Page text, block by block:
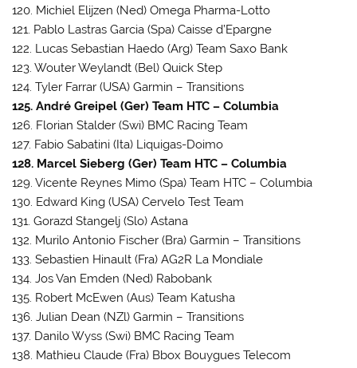
120. Michiel Elijzen (Ned) Omega Pharma-Lotto
121. Pablo Lastras Garcia (Spa) Caisse d’Epargne
122. Lucas Sebastian Haedo (Arg) Team Saxo Bank
123. Wouter Weylandt (Bel) Quick Step
124. Tyler Farrar (USA) Garmin – Transitions
125. André Greipel (Ger) Team HTC – Columbia
126. Florian Stalder (Swi) BMC Racing Team
127. Fabio Sabatini (Ita) Liquigas-Doimo
128. Marcel Sieberg (Ger) Team HTC – Columbia
129. Vicente Reynes Mimo (Spa) Team HTC – Columbia
130. Edward King (USA) Cervelo Test Team
131. Gorazd Stangelj (Slo) Astana
132. Murilo Antonio Fischer (Bra) Garmin – Transitions
133. Sebastien Hinault (Fra) AG2R La Mondiale
134. Jos Van Emden (Ned) Rabobank
135. Robert McEwen (Aus) Team Katusha
136. Julian Dean (NZl) Garmin – Transitions
137. Danilo Wyss (Swi) BMC Racing Team
138. Mathieu Claude (Fra) Bbox Bouygues Telecom